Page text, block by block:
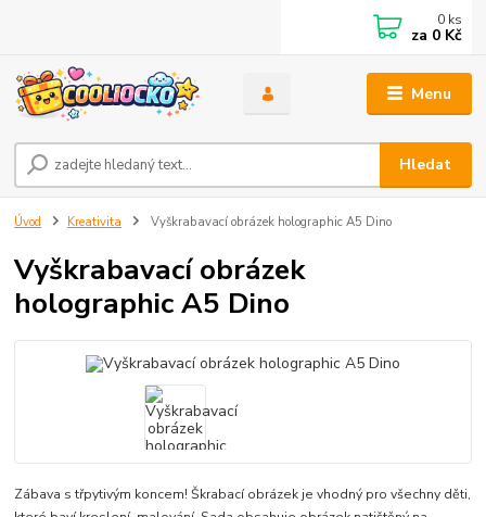
Menu
Hledat
0 ks
za 0 Kč
Úvod Kreativita Vyškrabavací obrázek holographic A5 Dino
Vyškrabavací obrázek
holographic A5 Dino
Zábava s třpytivým koncem! Škrabací obrázek je vhodný pro všechny děti,